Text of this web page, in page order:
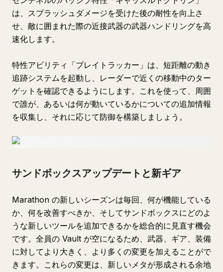
は、スプラッシュダメージを受けた後の耐性を向上さ
せ、敵に囲まれた際の近接武器の武器ハンドリングを高
速化します。
特性アビリティ「プレイトラッカー」は、短距離の動き
追跡システムを起動し、レーダーで近くの移動中のター
ゲットを確認できるようにします。これを使って、周囲
で誰が、あるいは何が動いているかについての追加情報
を収集し、それに応じて防御を構築しましょう。
サンドボックスアップデートと新ギア
Marathon の新しいシーズンは毎回、何が機能している
か、何を改善すべきか、そしてサンドボックスにどのよ
うな新しいツールを追加できるかを総合的に見直す機会
です。全員の Vault が空になるため、武器、ギア、装備
に対してより大きく、より多くの変更を加えることがで
きます。これらの変更は、新しいメタが形成される余地